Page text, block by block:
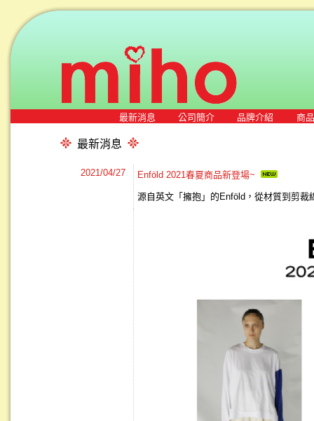
最新消息 公司簡介 品牌介紹 商
最新消息
2021/04/27 Enföld 2021春夏商品新登場~
源自英文「擁抱」的Enföld，從材質到剪